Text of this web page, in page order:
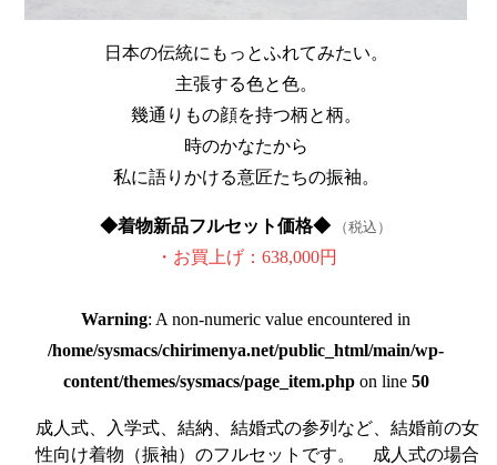
日本の伝統にもっとふれてみたい。
主張する色と色。
幾通りもの顔を持つ柄と柄。
時のかなたから
私に語りかける意匠たちの振袖。
◆着物新品フルセット価格◆ （税込）
・お買上げ：638,000円
Warning: A non-numeric value encountered in
/home/sysmacs/chirimenya.net/public_html/main/wp-
content/themes/sysmacs/page_item.phpon line 50
成人式、入学式、結納、結婚式の参列など、結婚前の女
性向け着物（振袖）のフルセットです。 成人式の場合